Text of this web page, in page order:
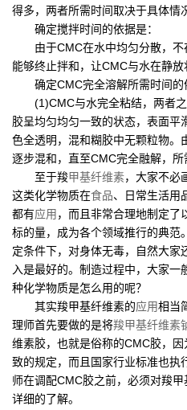
得多，两者所需时间取决于具体情
确定搅拌时间的依据是：
由于CMC在水中均匀分散，不
能够终止拌和，让CMC与水在静放
确定CMC完全溶解所需时间的
(1)CMC与水完全粘结，两者之
胶呈均匀均匀一致的状态，表面
色全透明，混和糊胶中无颗粒物。
逐步混和，直至CMC完全融解，所
至于羧甲基纤维素，大家不必
这类化学物质在食品、日常生活用
都有应用 ，而且非常合理地制定了
标的量，成为各个领域推行的典范
定条件下，对身体无毒，自然大家
入是最好的。制造过程中，大家一
种化学物质是怎么用的呢？
其实羧甲基纤维素的应用相当
理师首先要做的是将羧甲基纤维素
维素胶，也就是俗称的CMC胶，
致的规定，而且国家行业标准也执
师在调配CMC胶之前，必须对羧
详细的了解。